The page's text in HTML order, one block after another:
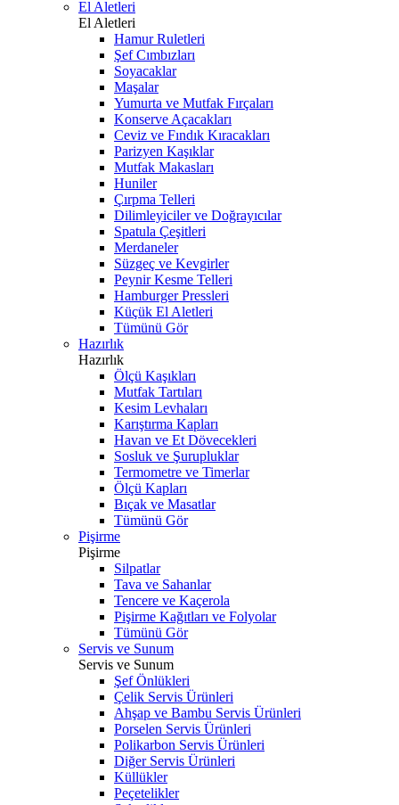
El Aletleri
El Aletleri
Hamur Ruletleri
Şef Cımbızları
Soyacaklar
Maşalar
Yumurta ve Mutfak Fırçaları
Konserve Açacakları
Ceviz ve Fındık Kıracakları
Parizyen Kaşıklar
Mutfak Makasları
Huniler
Çırpma Telleri
Dilimleyiciler ve Doğrayıcılar
Spatula Çeşitleri
Merdaneler
Süzgeç ve Kevgirler
Peynir Kesme Telleri
Hamburger Pressleri
Küçük El Aletleri
Tümünü Gör
Hazırlık
Hazırlık
Ölçü Kaşıkları
Mutfak Tartıları
Kesim Levhaları
Karıştırma Kapları
Havan ve Et Dövecekleri
Sosluk ve Şurupluklar
Termometre ve Timerlar
Ölçü Kapları
Bıçak ve Masatlar
Tümünü Gör
Pişirme
Pişirme
Silpatlar
Tava ve Sahanlar
Tencere ve Kaçerola
Pişirme Kağıtları ve Folyolar
Tümünü Gör
Servis ve Sunum
Servis ve Sunum
Şef Önlükleri
Çelik Servis Ürünleri
Ahşap ve Bambu Servis Ürünleri
Porselen Servis Ürünleri
Polikarbon Servis Ürünleri
Diğer Servis Ürünleri
Küllükler
Peçetelikler